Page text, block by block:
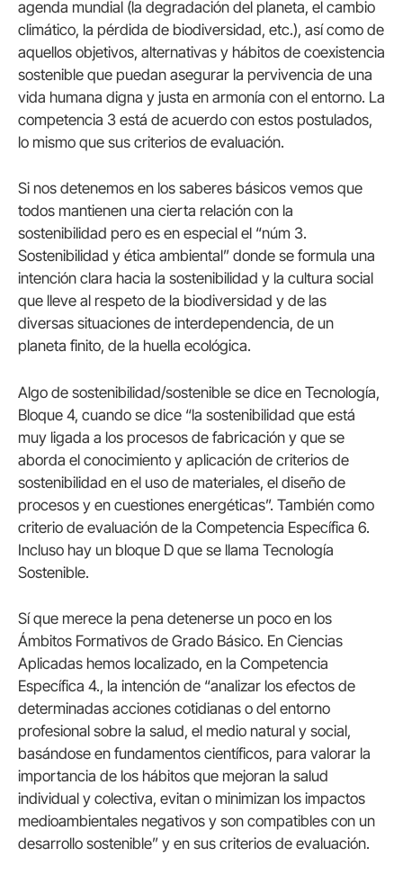
agenda mundial (la degradación del planeta, el cambio
climático, la pérdida de biodiversidad, etc.), así como de
aquellos objetivos, alternativas y hábitos de coexistencia
sostenible que puedan asegurar la pervivencia de una
vida humana digna y justa en armonía con el entorno. La
competencia 3 está de acuerdo con estos postulados,
lo mismo que sus criterios de evaluación.
Si nos detenemos en los saberes básicos vemos que
todos mantienen una cierta relación con la
sostenibilidad pero es en especial el “núm 3.
Sostenibilidad y ética ambiental” donde se formula una
intención clara hacia la sostenibilidad y la cultura social
que lleve al respeto de la biodiversidad y de las
diversas situaciones de interdependencia, de un
planeta finito, de la huella ecológica.
Algo de sostenibilidad/sostenible se dice en Tecnología,
Bloque 4, cuando se dice “la sostenibilidad que está
muy ligada a los procesos de fabricación y que se
aborda el conocimiento y aplicación de criterios de
sostenibilidad en el uso de materiales, el diseño de
procesos y en cuestiones energéticas”. También como
criterio de evaluación de la Competencia Específica 6.
Incluso hay un bloque D que se llama Tecnología
Sostenible.
Sí que merece la pena detenerse un poco en los
Ámbitos Formativos de Grado Básico. En Ciencias
Aplicadas hemos localizado, en la Competencia
Específica 4., la intención de “analizar los efectos de
determinadas acciones cotidianas o del entorno
profesional sobre la salud, el medio natural y social,
basándose en fundamentos científicos, para valorar la
importancia de los hábitos que mejoran la salud
individual y colectiva, evitan o minimizan los impactos
medioambientales negativos y son compatibles con un
desarrollo sostenible” y en sus criterios de evaluación.